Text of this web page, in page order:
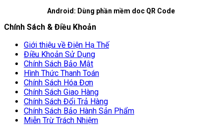
Android: Dùng phần mềm doc QR Code
Chính Sách & Điều Khoản
Giới thiệu về Điện Hạ Thế
Điều Khoản Sử Dụng
Chính Sách Bảo Mật
Hình Thức Thanh Toán
Chính Sách Hóa Đơn
Chính Sách Giao Hàng
Chính Sách Đổi Trả Hàng
Chính Sách Bảo Hành Sản Phẩm
Miễn Trừ Trách Nhiệm